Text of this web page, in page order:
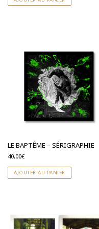
LE BAPTÊME – SÉRIGRAPHIE
40,00€
AJOUTER AU PANIER